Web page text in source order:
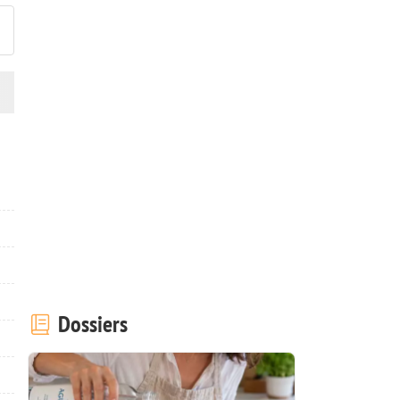
Dossiers